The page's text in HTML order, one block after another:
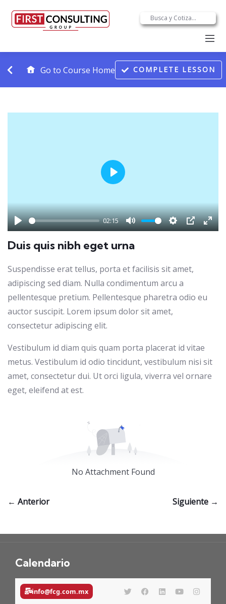
Go to Course Home COMPLETE LESSON
Play
02:15
Mute Settings
PIP
Play
Duis quis nibh eget urna
Suspendisse erat tellus, porta et facilisis sit amet,
adipiscing sed diam. Nulla condimentum arcu a
pellentesque pretium. Pellentesque pharetra odio eu
auctor suscipit. Lorem ipsum dolor sit amet,
consectetur adipiscing elit.
Vestibulum id diam quis quam porta placerat id vitae
metus. Vestibulum id odio tincidunt, vestibulum nisi sit
amet, consectetur dui. Ut orci ligula, viverra vel ornare
eget, eleifend at est.
No Attachment Found
← Anterior Siguiente →
Calendario